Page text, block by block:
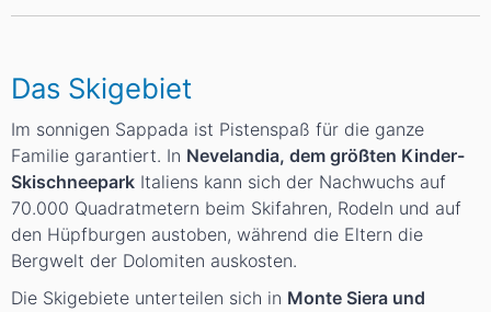
Das Skigebiet
Im sonnigen Sappada ist Pistenspaß für die ganze
Familie garantiert. In Nevelandia, dem größten Kinder-
Skischneepark Italiens kann sich der Nachwuchs auf
70.000 Quadratmetern beim Skifahren, Rodeln und auf
den Hüpfburgen austoben, während die Eltern die
Bergwelt der Dolomiten auskosten.
Die Skigebiete unterteilen sich in Monte Siera und